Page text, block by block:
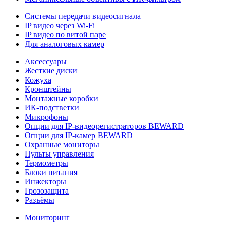
Системы передачи видеосигнала
IP видео через Wi-Fi
IP видео по витой паре
Для аналоговых камер
Аксессуары
Жесткие диски
Кожуха
Кронштейны
Монтажные коробки
ИК-подстветки
Микрофоны
Опции для IP-видеорегистраторов BEWARD
Опции для IP-камер BEWARD
Охранные мониторы
Пульты управления
Термометры
Блоки питания
Инжекторы
Грозозащита
Разъёмы
Мониторинг